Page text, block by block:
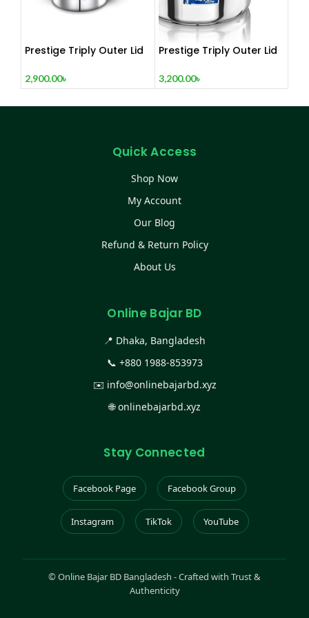
Prestige Triply Outer Lid
Pressure Cooker
|Stainless Steel| Deep Lid
Spillage Control | Even
2,900.00৳
Prestige Triply Outer Lid
Pressure Cooker
|Stainless Steel| Deep Lid
Spillage Control | Even
3,200.00৳
Quick Access
Shop Now
My Account
Our Blog
Refund & Return Policy
About Us
Online Bajar BD
📍 Dhaka, Bangladesh
📞 +880 1988-853973
✉️ info@onlinebajarbd.xyz
🌐onlinebajarbd.xyz
Stay Connected
Facebook Page Facebook Group
Instagram TikTok YouTube
©Online Bajar BD Bangladesh - Crafted with Trust &
Authenticity